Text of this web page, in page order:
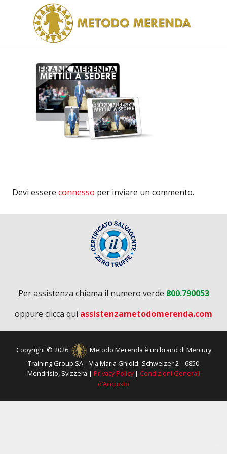
Devi essere connesso per inviare un commento.
Per assistenza chiama il numero verde 800.790053
oppure clicca qui assistenzametodomerenda.com
Copyright © 2026
Metodo Merenda è un brand di Mercury
Training Group SA – Via Maria Ghioldi-Schweizer 2 – 6850
Mendrisio, Svizzera | Privacy Policy| Condizioni Generali
d’Acquisto